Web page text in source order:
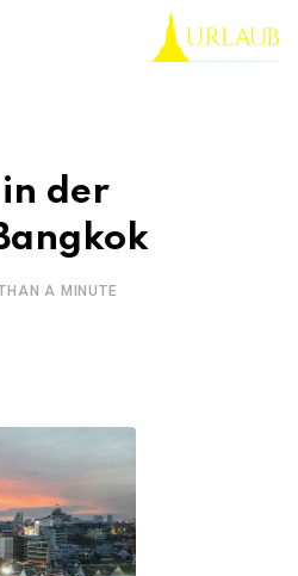
der
A MINUTE